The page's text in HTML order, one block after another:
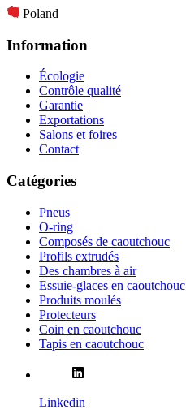
Poland
Information
Écologie
Contrôle qualité
Garantie
Exportations
Salons et foires
Contact
Catégories
Pneus
O-ring
Composés de caoutchouc
Profils extrudés
Des chambres à air
Essuie-glaces en caoutchouc
Produits moulés
Protecteurs
Coin en caoutchouc
Tapis en caoutchouc
Linkedin